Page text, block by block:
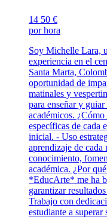
14 50 €
por hora
Soy Michelle Lara,
experiencia en el
Santa Marta,
oportunidad de
matinales y
para enseñar y
académicos.
específicas de cada
inicial. - Uso
aprendizaje de
conocimiento,
académica. ¿Por
*EducArte* me ha
garantizar
Trabajo con
estudiante a